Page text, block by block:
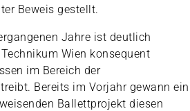
Beweis gestellt.
Jahre ist deutlich
Wien konsequent
im Bereich der
Bereits im Vorjahr gewann ein
Ballettprojekt diesen